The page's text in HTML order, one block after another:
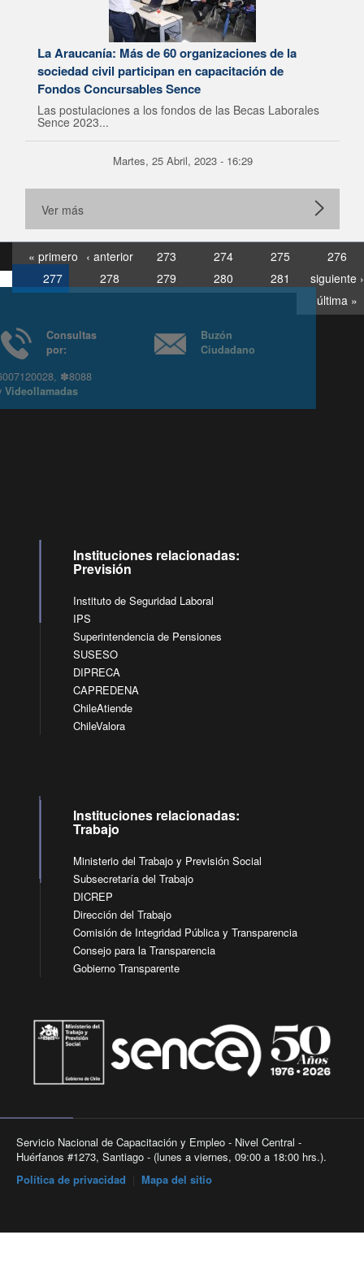
La Araucanía: Más de 60 organizaciones de la
sociedad civil participan en capacitación de
Fondos Concursables Sence
Las postulaciones a los fondos de las Becas Laborales
Sence 2023...
Martes, 25 Abril, 2023 - 16:29
Ver más
« primero ‹ anterior 273 274 275
276
277
278 279 280 281
siguiente ›
última »
Consultas
6007120028, ✽8088
yVideollamadas
Ciudadano
Instituciones relacionadas:
Previsión
Instituto de Seguridad Laboral
IPS
Superintendencia de Pensiones
SUSESO
DIPRECA
CAPREDENA
ChileAtiende
ChileValora
Instituciones relacionadas:
Trabajo
Ministerio del Trabajo y Previsión Social
Subsecretaría del Trabajo
DICREP
Dirección del Trabajo
Comisión de Integridad Pública y Transparencia
Consejo para la Transparencia
Gobierno Transparente
Servicio Nacional de Capacitación y Empleo - Nivel Central -
Huérfanos #1273, Santiago - (lunes a viernes, 09:00 a 18:00 hrs.).
Política de privacidad
Mapa del sitio